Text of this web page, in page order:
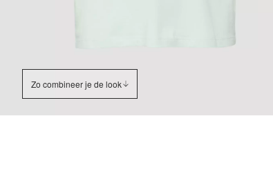
Zo combineer je de look